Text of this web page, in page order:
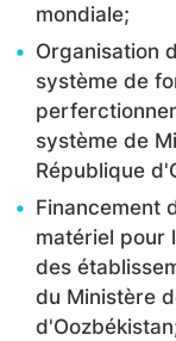
mondiale;
Organisation
système de
système de
République
Financement
matériel pour
des
du Ministère